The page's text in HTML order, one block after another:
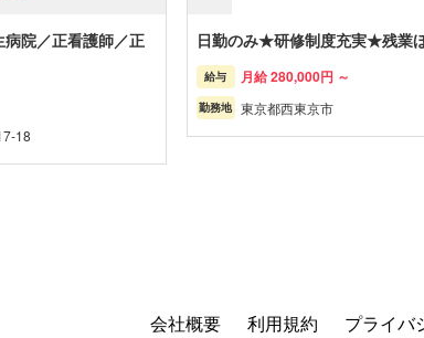
院／正看護師／正
18
日勤のみ★研修制度充実★残業
給与 月給 280,000円 ～
勤務地 東京都西東京市
会社概要 利用規約 プライバ